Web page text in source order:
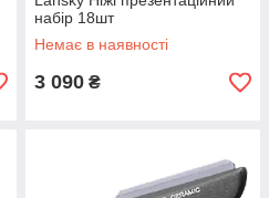
набір 18шт
Немає в наявності
3 090 ₴